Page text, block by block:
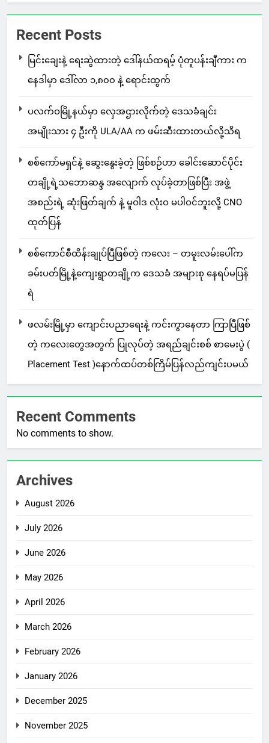
Recent Posts
မြင်းချေးနဲ့ ရေးဆွဲထားတဲ့ ဒေါ်နယ်ထရမ့် ပုံတူပန်းချီကား က
နေဒါမှာ ဒေါ်လာ ၁,၈၀၀ နဲ့ ရောင်းထွက်
ပလက်ဝမြို့နယ်မှာ လှေအဌားလိုက်တဲ့ ဒေသခံချင်း
အမျိုးသား ၄ ဦးကို ULA/AA က ဖမ်းဆီးထားတယ်လို့သိရ
စစ်ကော်မရှင်နဲ့ ဆွေးနွေးခဲ့တဲ့ ဖြစ်စဉ်ဟာ ခေါင်းဆောင်ပိုင်း
တချို့ရဲ့သဘောဆန္ဒ အလျောက် လုပ်ခဲ့တာဖြစ်ပြီး အဖွဲ့
အစည်းရဲ့ ဆုံးဖြတ်ချက် နဲ့ မူဝါဒ လုံးဝ မပါဝင်ဘူးလို့ CNO
ထုတ်ပြန်
စစ်ကောင်စီထိန်းချုပ်ပြီဖြစ်တဲ့ ကလေး – တမူးလမ်းပေါ်က
ခမ်းပတ်မြို့နဲ့ကျေးရွာတချို့က ဒေသခံ အများစု နေရပ်မပြန်
ရဲ
ဖလမ်းမြို့မှာ ကျောင်းပညာရေးနဲ့ ကင်းကွာနေတာ ကြာပြီဖြစ်
တဲ့ ကလေးတွေအတွက် ပြုလုပ်တဲ့ အရည်ချင်းစစ် စာမေးပွဲ (
Placement Test )နောက်ထပ်တစ်ကြိမ်ပြန်လည်ကျင်းပမယ်
Recent Comments
No comments to show.
Archives
August 2026
July 2026
June 2026
May 2026
April 2026
March 2026
February 2026
January 2026
December 2025
November 2025